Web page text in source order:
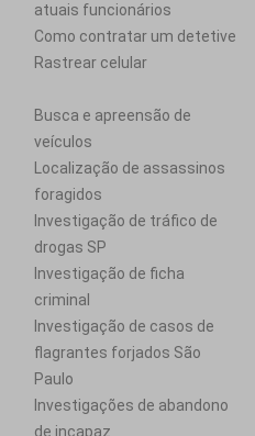
atuais funcionários
Como contratar um detetive
Rastrear celular
Busca e apreensão de
veículos
Localização de assassinos
foragidos
Investigação de tráfico de
drogas SP
Investigação de ficha
criminal
Investigação de casos de
flagrantes forjados São
Paulo
Investigações de abandono
de incapaz